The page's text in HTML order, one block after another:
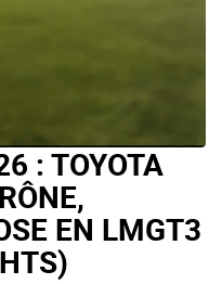
: TOYOTA
EN LMGT3